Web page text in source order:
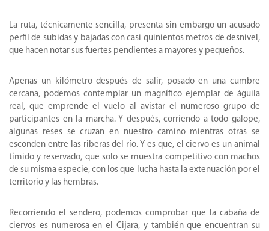
La ruta, técnicamente sencilla, presenta sin embargo un acusado
perfil de subidas y bajadas con casi quinientos metros de desnivel,
que hacen notar sus fuertes pendientes a mayores y pequeños.
Apenas un kilómetro después de salir, posado en una cumbre
cercana, podemos contemplar un magnífico ejemplar de águila
real, que emprende el vuelo al avistar el numeroso grupo de
participantes en la marcha. Y después, corriendo a todo galope,
algunas reses se cruzan en nuestro camino mientras otras se
esconden entre las riberas del río. Y es que, el ciervo es un animal
tímido y reservado, que solo se muestra competitivo con machos
de su misma especie, con los que lucha hasta la extenuación por el
territorio y las hembras.
Recorriendo el sendero, podemos comprobar que la cabaña de
ciervos es numerosa en el Cijara, y también que encuentran su